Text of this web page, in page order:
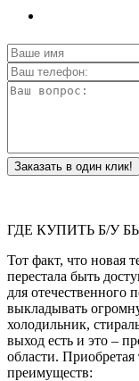
Заказать в один клик!
ГДЕ КУПИТЬ Б/У
Тот факт, что новая
перестала быть
для отечественного
выкладывать
холодильник,
выход есть и это –
области.
преимуществ: